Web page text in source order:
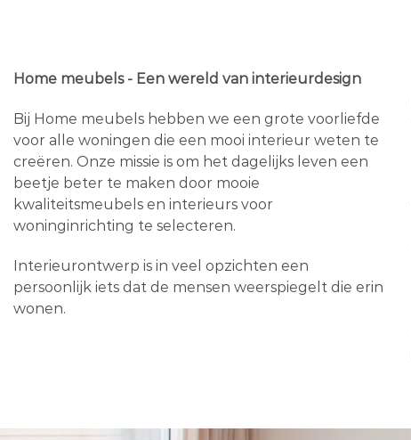
Home meubels - Een wereld van interieurdesign
Bij Home meubels hebben we een grote voorliefde
voor alle woningen die een mooi interieur weten te
creëren. Onze missie is om het dagelijks leven een
beetje beter te maken door mooie
kwaliteitsmeubels en interieurs voor
woninginrichting te selecteren.
Interieurontwerp is in veel opzichten een
persoonlijk iets dat de mensen weerspiegelt die erin
wonen.